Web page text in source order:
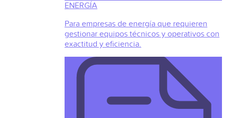
ENERGÍA
Para empresas de energía que requieren
gestionar equipos técnicos y operativos con
exactitud y eficiencia.